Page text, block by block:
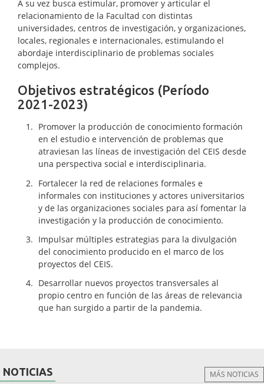
A su vez busca estimular, promover y articular el
relacionamiento de la Facultad con distintas
universidades, centros de investigación, y organizaciones,
locales, regionales e internacionales, estimulando el
abordaje interdisciplinario de problemas sociales
complejos.
Objetivos estratégicos (Período
2021-2023)
Promover la producción de conocimiento formación
en el estudio e intervención de problemas que
atraviesan las líneas de investigación del CEIS desde
una perspectiva social e interdisciplinaria.
Fortalecer la red de relaciones formales e
informales con instituciones y actores universitarios
y de las organizaciones sociales para así fomentar la
investigación y la producción de conocimiento.
Impulsar múltiples estrategias para la divulgación
del conocimiento producido en el marco de los
proyectos del CEIS.
Desarrollar nuevos proyectos transversales al
propio centro en función de las áreas de relevancia
que han surgido a partir de la pandemia.
NOTICIAS MÁS NOTICIAS